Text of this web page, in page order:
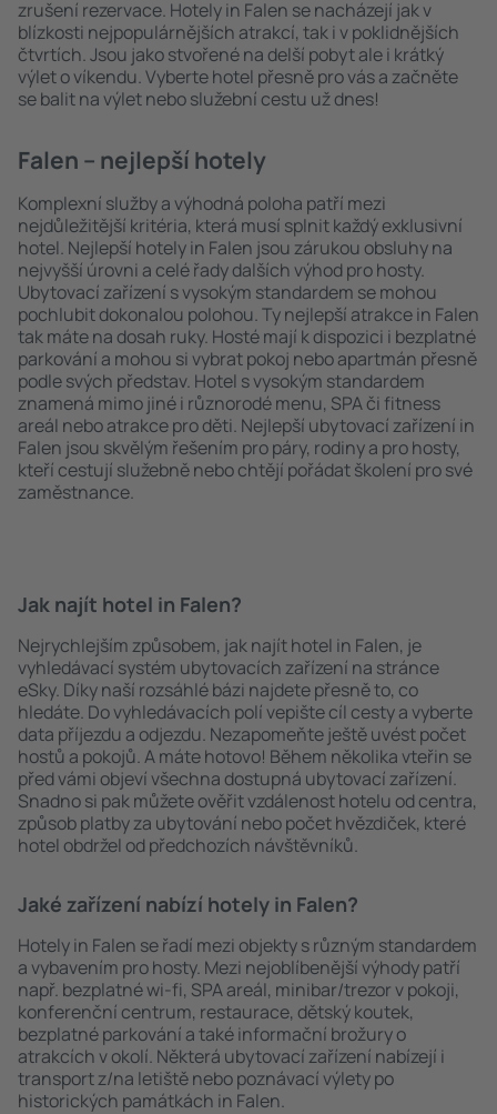
zrušení rezervace. Hotely in Falen se nacházejí jak v
blízkosti nejpopulárnějších atrakcí, tak i v poklidnějších
čtvrtích. Jsou jako stvořené na delší pobyt ale i krátký
výlet o víkendu. Vyberte hotel přesně pro vás a začněte
se balit na výlet nebo služební cestu už dnes!
Falen – nejlepší hotely
Komplexní služby a výhodná poloha patří mezi
nejdůležitější kritéria, která musí splnit každý exklusivní
hotel. Nejlepší hotely in Falen jsou zárukou obsluhy na
nejvyšší úrovni a celé řady dalších výhod pro hosty.
Ubytovací zařízení s vysokým standardem se mohou
pochlubit dokonalou polohou. Ty nejlepší atrakce in Falen
tak máte na dosah ruky. Hosté mají k dispozici i bezplatné
parkování a mohou si vybrat pokoj nebo apartmán přesně
podle svých představ. Hotel s vysokým standardem
znamená mimo jiné i různorodé menu, SPA či fitness
areál nebo atrakce pro děti. Nejlepší ubytovací zařízení in
Falen jsou skvělým řešením pro páry, rodiny a pro hosty,
kteří cestují služebně nebo chtějí pořádat školení pro své
zaměstnance.
Jak najít hotel in Falen?
Nejrychlejším způsobem, jak najít hotel in Falen, je
vyhledávací systém ubytovacích zařízení na stránce
eSky. Díky naší rozsáhlé bázi najdete přesně to, co
hledáte. Do vyhledávacích polí vepište cíl cesty a vyberte
data příjezdu a odjezdu. Nezapomeňte ještě uvést počet
hostů a pokojů. A máte hotovo! Během několika vteřin se
před vámi objeví všechna dostupná ubytovací zařízení.
Snadno si pak můžete ověřit vzdálenost hotelu od centra,
způsob platby za ubytování nebo počet hvězdiček, které
hotel obdržel od předchozích návštěvníků.
Jaké zařízení nabízí hotely in Falen?
Hotely in Falen se řadí mezi objekty s různým standardem
a vybavením pro hosty. Mezi nejoblíbenější výhody patří
např. bezplatné wi-fi, SPA areál, minibar/trezor v pokoji,
konferenční centrum, restaurace, dětský koutek,
bezplatné parkování a také informační brožury o
atrakcích v okolí. Některá ubytovací zařízení nabízejí i
transport z/na letiště nebo poznávací výlety po
historických památkách in Falen.